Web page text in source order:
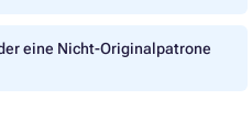
eine Nicht-Originalpatrone